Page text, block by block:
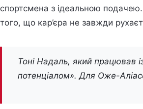
спортсмена з ідеальною
того, що кар’єра не завжди
Тоні Надаль, який працював
потенціалом». Для Оже-